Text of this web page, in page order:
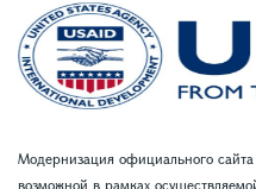
Модернизация официального сайта
возможной в рамках